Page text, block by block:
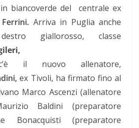
biancoverde del centrale ex
Arriva in Puglia anche
giallorosso, classe
il nuovo allenatore,
ex Tivoli, ha firmato fino al
Marco Ascenzi (allenatore
Baldini (preparatore
Bonacquisti (preparatore